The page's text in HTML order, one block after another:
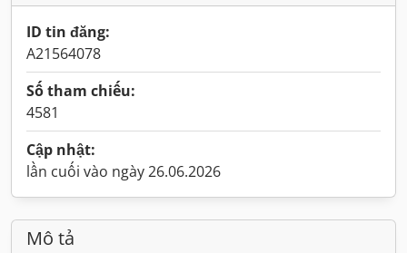
ID tin đăng:
A21564078
Số tham chiếu:
4581
Cập nhật:
lần cuối vào ngày 26.06.2026
Mô tả